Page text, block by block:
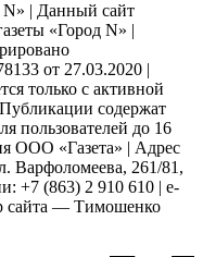
N» | Данный сайт
«Город N» |
от 27.03.2020 |
только с активной
содержат
пользователей до 16
ООО «Газета» | Адрес
Варфоломеева, 261/81,
+7 (863) 2 910 610 | e-
сайта — Тимошенко